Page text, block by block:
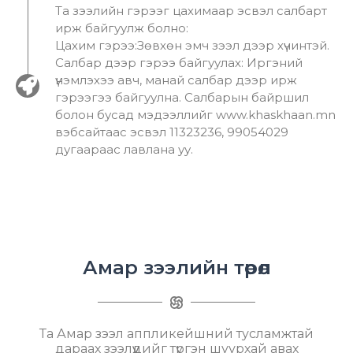
Та зээлийн гэрээг цахимаар эсвэл салбарт
ирж байгуулж болно:
Цахим гэрээ:Зөвхөн эмч зээл дээр хүчинтэй.
Салбар дээр гэрээ байгуулах: Иргэний
үнэмлэхээ авч, манай салбар дээр ирж
гэрээгээ байгуулна. Салбарын байршил
болон бусад мэдээллийг www.khaskhaan.mn
вэбсайтаас эсвэл 11323236, 99054029
дугаараас лавлана уу.
Амар зээлийн төрөл
Та Амар зээл аппликейшний тусламжтай
дараах зээлүүдийг түргэн шуурхай авах